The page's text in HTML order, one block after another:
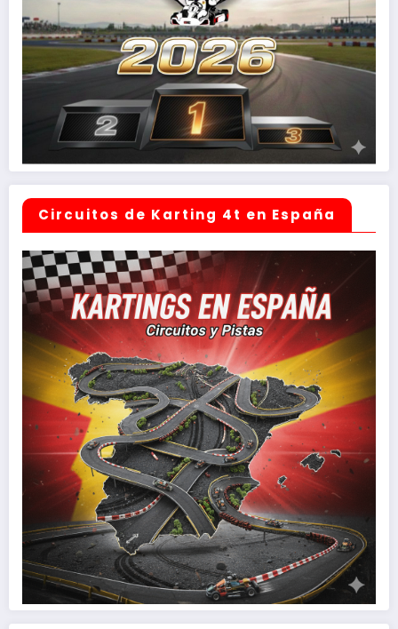
Circuitos de Karting 4t en España